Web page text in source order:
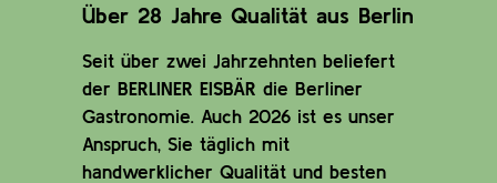
Über 28 Jahre Qualität aus Berlin
Seit über zwei Jahrzehnten beliefert
der BERLINER EISBÄR die Berliner
Gastronomie. Auch 2026 ist es unser
Anspruch, Sie täglich mit
handwerklicher Qualität und besten